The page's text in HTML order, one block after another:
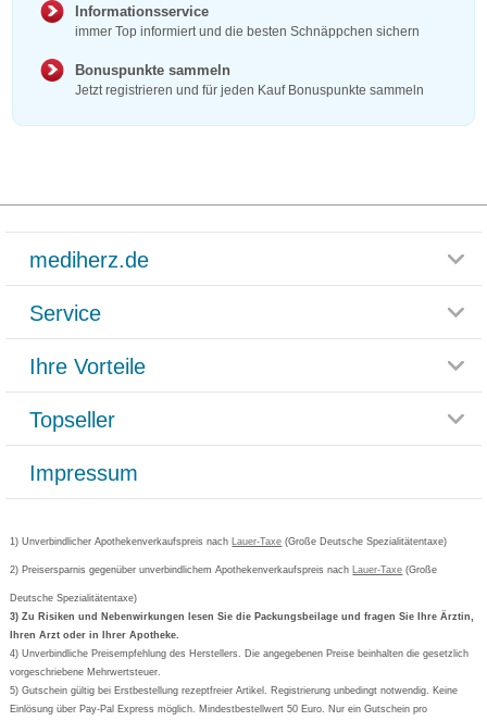
Informationsservice
immer Top informiert und die besten Schnäppchen sichern
Bonuspunkte sammeln
Jetzt registrieren und für jeden Kauf Bonuspunkte sammeln
mediherz.de
Glossar
Häufig gestellte Fragen
Datenschutz
AGB
Cookie-Einstellungen
Vertrag widerrufen
Service
Rücksendemöglichkeit
Paketlieferstatus
Versandkosten
Bestellschein ausfüllen
Newsletteranmeldung
Ihre Vorteile
Rezeptlieferung
Bonusprogramm
Gutschein und Rabatte
Kundenbewertung
Topseller
Grippostad
Bepanthen
Formoline
Wick
Eucerin
Basica
Impressum
1) Unverbindlicher Apothekenverkaufspreis nach Lauer-Taxe (Große Deutsche Spezialitätentaxe)
2) Preisersparnis gegenüber unverbindlichem Apothekenverkaufspreis nach Lauer-Taxe (Große
Deutsche Spezialitätentaxe)
3) Zu Risiken und Nebenwirkungen lesen Sie die Packungsbeilage und fragen Sie Ihre Ärztin,
Ihren Arzt oder in Ihrer Apotheke.
4) Unverbindliche Preisempfehlung des Herstellers. Die angegebenen Preise beinhalten die gesetzlich
vorgeschriebene Mehrwertsteuer.
5) Gutschein gültig bei Erstbestellung rezeptfreier Artikel. Registrierung unbedingt notwendig. Keine
Einlösung über Pay-Pal Express möglich. Mindestbestellwert 50 Euro. Nur ein Gutschein pro